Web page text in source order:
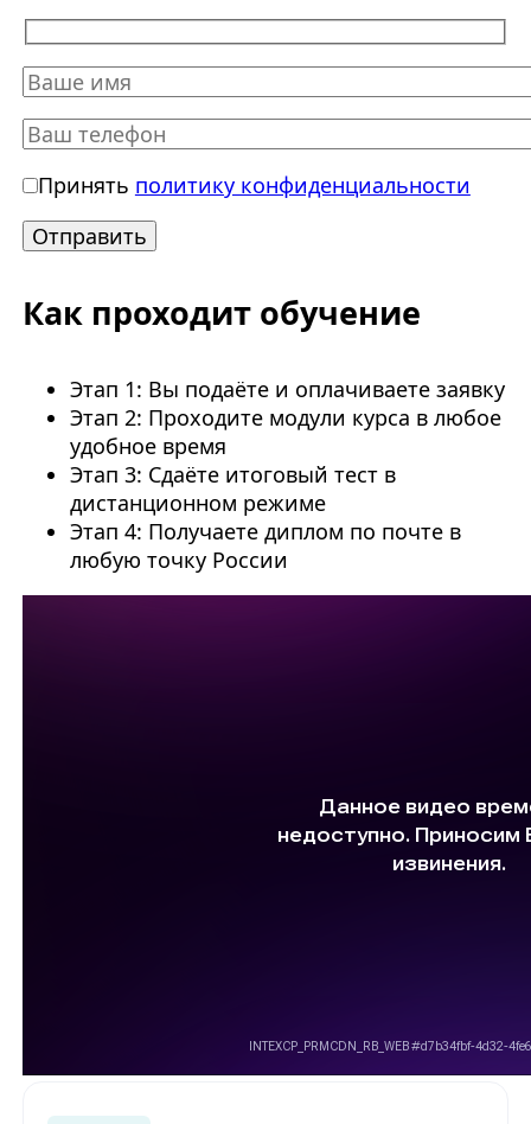
Принять политику конфиденциальности
Как проходит обучение
Этап 1: Вы подаёте и оплачиваете заявку
Этап 2: Проходите модули курса в любое
удобное время
Этап 3: Сдаёте итоговый тест в
дистанционном режиме
Этап 4: Получаете диплом по почте в
любую точку России